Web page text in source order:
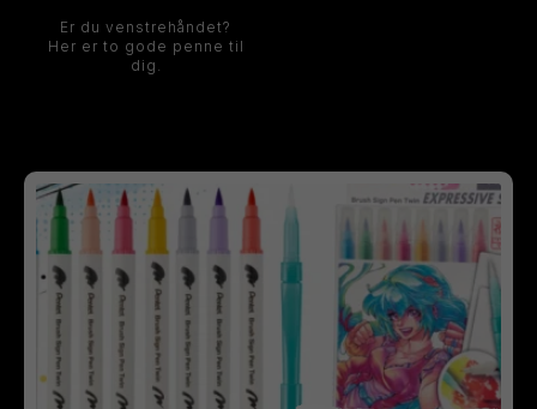
Er du venstrehåndet?
Her er to gode penne til
dig.